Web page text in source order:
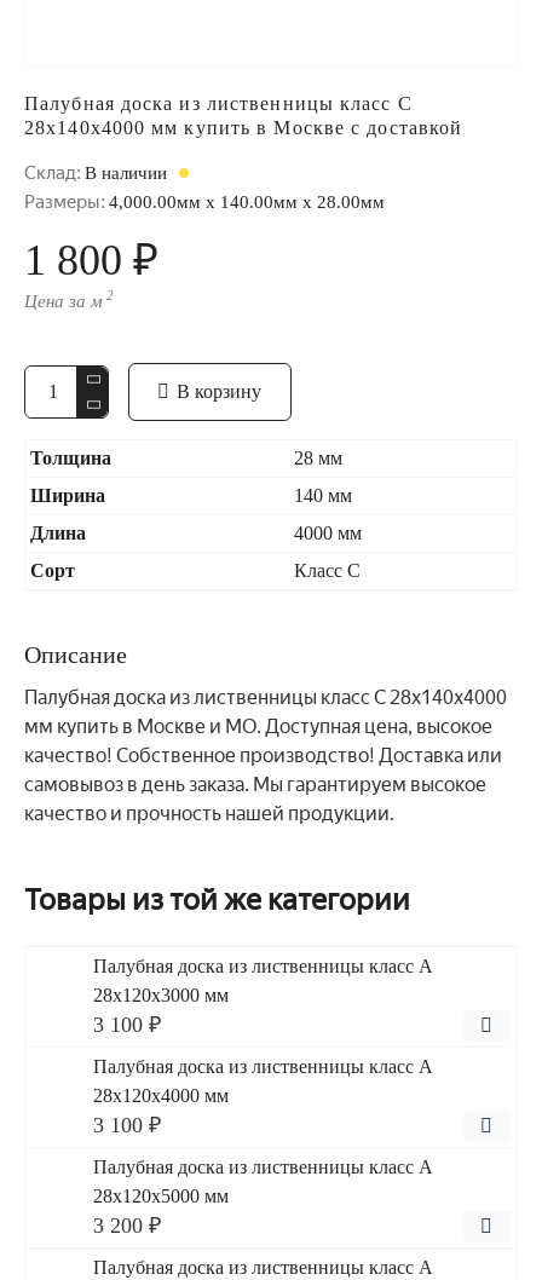
Палубная доска из лиственницы класс С
28x140x4000 мм купить в Москве с доставкой
Склад: В наличии
Размеры: 4,000.00мм x 140.00мм x 28.00мм
1 800 ₽
В корзину
Цена за м 2
Толщина
28 мм
Ширина
140 мм
Длина
4000 мм
Сорт
Класс С
Описание
Палубная доска из лиственницы класс С 28x140x4000
мм купить в Москве и МО. Доступная цена, высокое
качество! Собственное производство! Доставка или
самовывоз в день заказа. Мы гарантируем высокое
качество и прочность нашей продукции.
Товары из той же категории
Палубная доска из лиственницы класс А
28x120x3000 мм
3 100 ₽
Палубная доска из лиственницы класс А
28x120x4000 мм
3 100 ₽
Палубная доска из лиственницы класс А
28x120x5000 мм
3 200 ₽
Палубная доска из лиственницы класс А